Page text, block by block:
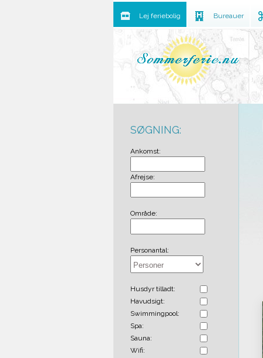
SØGNING:
Ankomst:
Afrejse:
Område:
Personantal:
Husdyr tilladt:
Havudsigt:
Swimmingpool:
Spa:
Sauna:
Wifi:
Lej feriebolig Bureauer